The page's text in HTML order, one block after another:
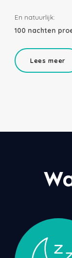
En natuurlijk:
100 nachten
Lees meer